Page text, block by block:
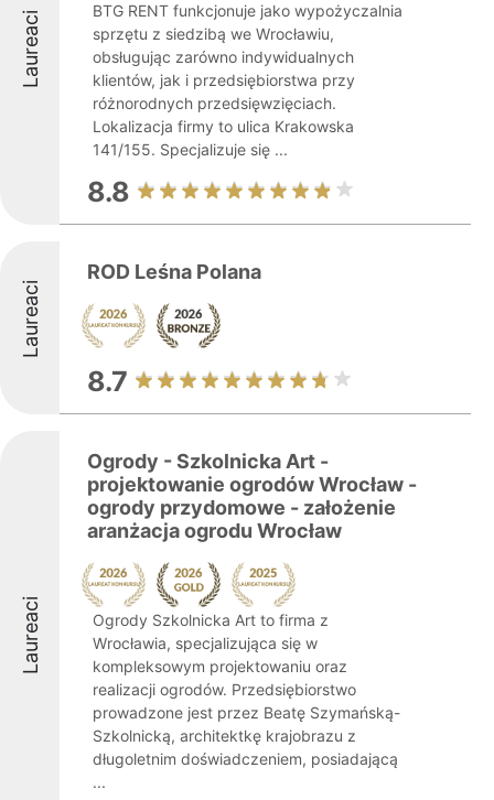
Laureaci
BTG RENT funkcjonuje jako wypożyczalnia
sprzętu z siedzibą we Wrocławiu,
obsługując zarówno indywidualnych
klientów, jak i przedsiębiorstwa przy
różnorodnych przedsięwzięciach.
Lokalizacja firmy to ulica Krakowska
141/155. Specjalizuje się ...
8.8
Laureaci
ROD Leśna Polana
8.7
Laureaci
Ogrody - Szkolnicka Art -
projektowanie ogrodów Wrocław -
ogrody przydomowe - założenie
aranżacja ogrodu Wrocław
Ogrody Szkolnicka Art to firma z
Wrocławia, specjalizująca się w
kompleksowym projektowaniu oraz
realizacji ogrodów. Przedsiębiorstwo
prowadzone jest przez Beatę Szymańską-
Szkolnicką, architektkę krajobrazu z
długoletnim doświadczeniem, posiadającą
...